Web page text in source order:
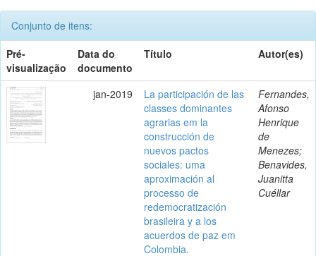
Conjunto de itens:
Pré-
visualização
Data do
documento
Título Autor(es)
jan-2019
La participación de las
classes dominantes
agrarias em la
construcción de
nuevos pactos
sociales: uma
aproximación al
processo de
redemocratización
brasileira y a los
acuerdos de paz em
Colombia.
Fernandes,
Afonso
Henrique
de
Menezes;
Benavides,
Juanitta
Cuéllar